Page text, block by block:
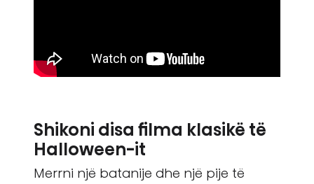
Shikoni disa filma klasikë të
Halloween-it
Merrni një batanije dhe një pije të